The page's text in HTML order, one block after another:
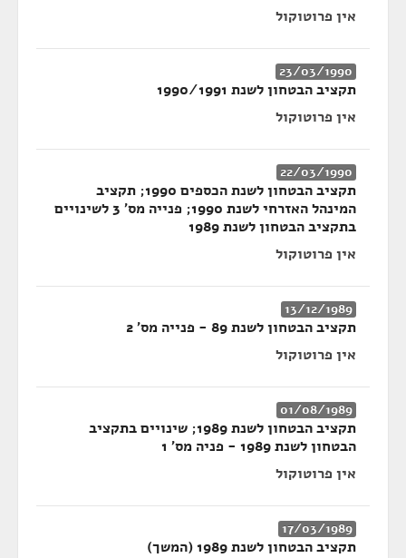
אין פרוטוקול
23/03/1990
תקציב הבטחון לשנת 1990/1991
אין פרוטוקול
22/03/1990
תקציב הבטחון לשנת הכספים 1990; תקציב
המינהל האזרחי לשנת 1990; פנייה מס' 3 לשינויים
בתקציב הבטחון לשנת 1989
אין פרוטוקול
13/12/1989
תקציב הבטחון לשנת 89 - פנייה מס' 2
אין פרוטוקול
01/08/1989
תקציב הבטחון לשנת 1989; שינויים בתקציב
הבטחון לשנת 1989 - פניה מס' 1
אין פרוטוקול
17/03/1989
תקציב הבטחון לשנת 1989 (המשך)